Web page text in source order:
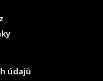
údajů